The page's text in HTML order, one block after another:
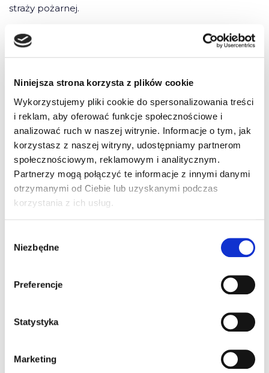
Niniejsza strona korzysta z plików cookie
Wykorzystujemy pliki cookie do spersonalizowania treści
i reklam, aby oferować funkcje społecznościowe i
analizować ruch w naszej witrynie. Informacje o tym, jak
korzystasz z naszej witryny, udostępniamy partnerom
społecznościowym, reklamowym i analitycznym.
Partnerzy mogą połączyć te informacje z innymi danymi
otrzymanymi od Ciebie lub uzyskanymi podczas
korzystania z ich usług.
zgody
Niezbędne
Preferencje
Statystyka
Marketing
straży pożarnej.
red
ogniu [foto]”
Pingback: kaspa miner
Pingback:ruay